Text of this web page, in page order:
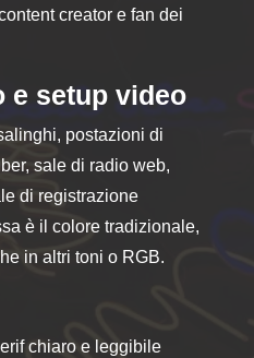
creator e fan dei
e setup video
postazioni di
sale di radio web,
di registrazione
è il colore tradizionale,
in altri toni o RGB.
chiaro e leggibile